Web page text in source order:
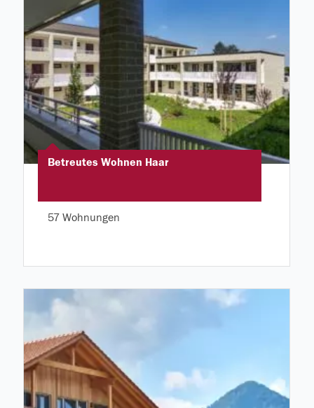
Betreutes Wohnen Haar
57 Wohnungen